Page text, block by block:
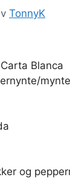
TonnyK
Blanca
mynte
og